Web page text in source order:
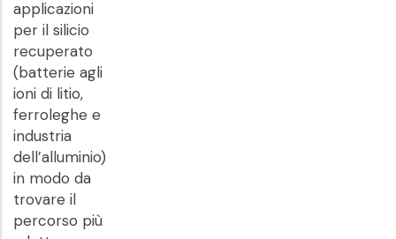
applicazioni
per il silicio
recuperato
(batterie agli
ioni di litio,
ferroleghe e
industria
dell’alluminio)
in modo da
trovare il
percorso più